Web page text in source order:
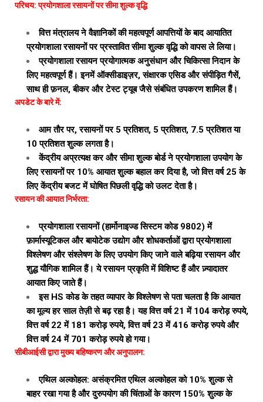
परिचय: प्रयोगशाला रसायनों पर सीमा शुल्क वृद्धि
वित्त मंत्रालय ने वैज्ञानिकों की महत्वपूर्ण आपत्तियों के बाद आयातित
प्रयोगशाला रसायनों पर प्रस्तावित सीमा शुल्क वृद्धि को वापस ले लिया।
प्रयोगशाला रसायन प्रयोगात्मक अनुसंधान और चिकित्सा निदान के
लिए महत्वपूर्ण हैं। इनमें ऑक्सीडाइज़र, संक्षारक एसिड और संपीड़ित गैसें,
साथ ही फ़नल, बीकर और टेस्ट ट्यूब जैसे संबंधित उपकरण शामिल हैं।
अपडेट के बारे में:
आम तौर पर, रसायनों पर 5 प्रतिशत, 5 प्रतिशत, 7.5 प्रतिशत या
10 प्रतिशत शुल्क लगता है।
केंद्रीय अप्रत्यक्ष कर और सीमा शुल्क बोर्ड ने प्रयोगशाला उपयोग के
लिए रसायनों पर 10% आयात शुल्क बहाल कर दिया है, जो वित्त वर्ष 25 के
लिए केंद्रीय बजट में घोषित पिछली वृद्धि को उलट देता है।
रसायन की आयात निर्भरता:
प्रयोगशाला रसायनों (हार्मोनाइज्ड सिस्टम कोड 9802) में
फ़ार्मास्यूटिकल और बायोटेक उद्योग और शोधकर्ताओं द्वारा प्रयोगशाला
विश्लेषण और संश्लेषण के लिए उपयोग किए जाने वाले बढ़िया रसायन और
शुद्ध यौगिक शामिल हैं। ये रसायन प्रकृति में विशिष्ट हैं और ज़्यादातर
आयात किए जाते हैं।
इस HS कोड के तहत व्यापार के विश्लेषण से पता चलता है कि आयात
का मूल्य हर साल तेज़ी से बढ़ रहा है। यह वित्त वर्ष 21 में 104 करोड़ रुपये,
वित्त वर्ष 22 में 181 करोड़ रुपये, वित्त वर्ष 23 में 416 करोड़ रुपये और
वित्त वर्ष 24 में 701 करोड़ रुपये हो गया।
सीबीआईसी द्वारा मुख्य बहिष्करण और अनुपालन:
एथिल अल्कोहल: असंक्रमित एथिल अल्कोहल को 10% शुल्क से
बाहर रखा गया है और दुरुपयोग की चिंताओं के कारण 150% शुल्क के